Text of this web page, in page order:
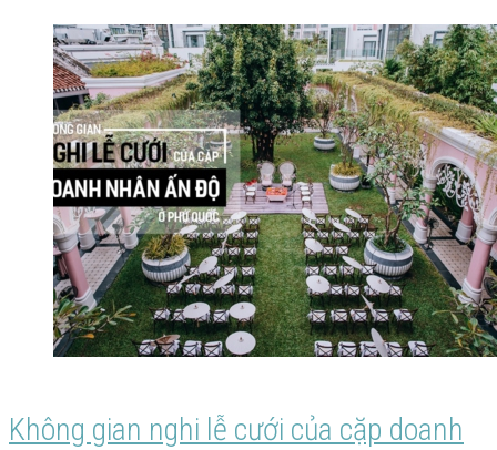
cưới
‘Đông
dương
huyền
bí’
của
cặp
doanh
nhân
Không gian nghi lễ cưới của cặp doanh